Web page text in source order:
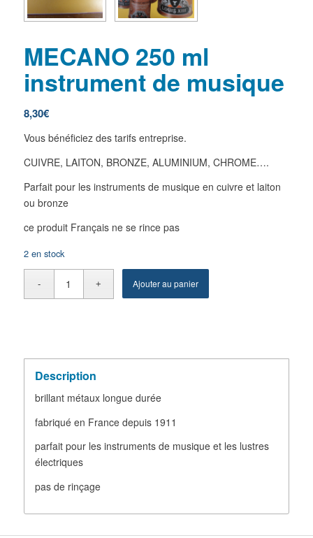
MECANO 250 ml
instrument de musique
8,30€
Vous bénéficiez des tarifs entreprise.
CUIVRE, LAITON, BRONZE, ALUMINIUM, CHROME….
Parfait pour les instruments de musique en cuivre et laiton
ou bronze
ce produit Français ne se rince pas
2 en stock
Ajouter au panier
Description
brillant métaux longue durée
fabriqué en France depuis 1911
parfait pour les instruments de musique et les lustres
électriques
pas de rinçage